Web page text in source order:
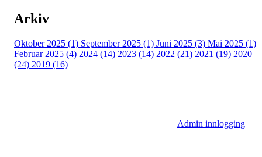
Arkiv
Oktober 2025 (1) September 2025 (1) Juni 2025 (3) Mai 2025 (1)
Februar 2025 (4) 2024 (14) 2023 (14) 2022 (21) 2021 (19) 2020
(24) 2019 (16)
Admin innlogging